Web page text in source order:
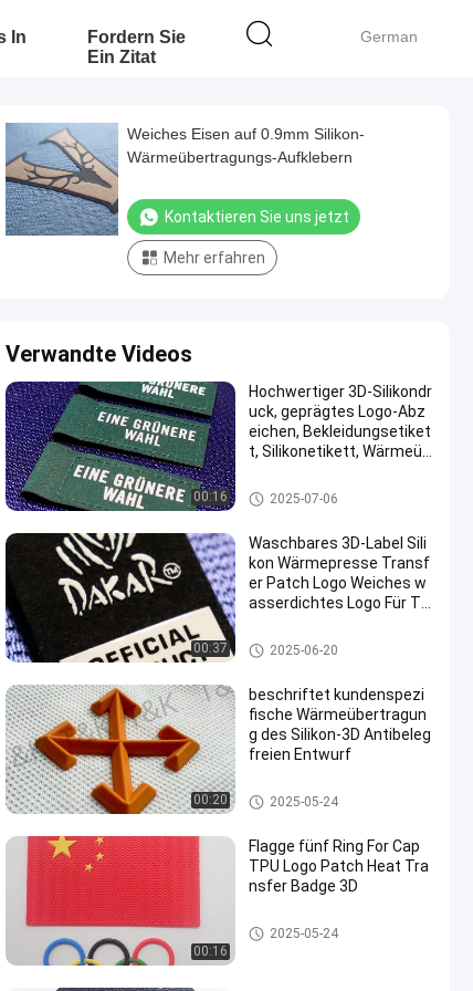
German
In
Fordern Sie
Ein Zitat
Weiches Eisen auf 0.9mm Silikon-
Wärmeübertragungs-Aufklebern
Kontaktieren Sie uns jetzt
Mehr erfahren
Verwandte Videos
00:16
Hochwertiger 3D-Silikondr
uck, geprägtes Logo-Abz
eichen, Bekleidungsetiket
t, Silikonetikett, Wärmeüb
Silikon-Wärmeübertragungs-A
ufkleber
2025-07-06
00:37
Waschbares 3D-Label Sili
kon Wärmepresse Transf
er Patch Logo Weiches w
asserdichtes Logo Für T-
Silikon-Wärmeübertragungs-A
ufkleber
2025-06-20
00:20
beschriftet kundenspezi
fische Wärmeübertragun
g des Silikon-3D Antibeleg
freien Entwurf
Silikon-Wärmeübertragungs-A
ufkleber
2025-05-24
00:16
Flagge fünf Ring For Cap
TPU Logo Patch Heat Tra
nsfer Badge 3D
Kundenspezifische Kleidungs-
Flecken
2025-05-24